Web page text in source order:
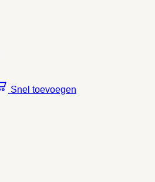
Snel toevoegen